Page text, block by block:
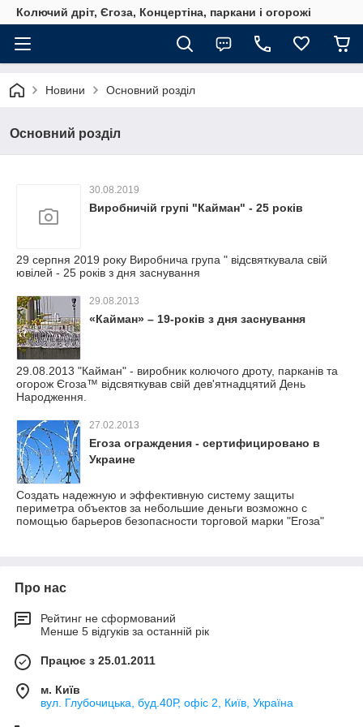
Колючий дріт, Єгоза, Концертіна, паркани і огорожі
Новини Основний розділ
Основний розділ
30.08.2019
Виробничій групі "Кайман" - 25 років
29 серпня 2019 року Виробнича група " відсвяткувала свій
ювілей - 25 років з дня заснування
29.08.2013
«Кайман» – 19-років з дня заснування
29.08.2013 "Кайман" - виробник колючого дроту, парканів та
огорож Єгоза™ відсвяткував свій дев'ятнадцятий День
Народження.
27.02.2013
Егоза ограждения - сертифицировано в
Украине
Создать надежную и эффективную систему защиты
периметра объектов за небольшие деньги возможно с
помощью барьеров безопасности торговой марки "Егоза"
Про нас
Рейтинг не сформований
Менше 5 відгуків за останній рік
Працює з 25.01.2011
м. Київ
вул. Глубочицька, буд.40Р, офіс 2, Київ, Україна